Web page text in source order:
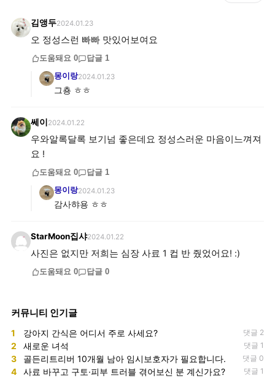
김앵두2024.01.23
오 정성스런 빠빠 맛있어보여요
도움돼요 0 답글 1
몽이랑2024.01.23
그춍 ㅎㅎ
쎄이 2024.01.22
우와알록달록 보기넘 좋은데요 정성스러운 마음이느껴져
요 !
도움돼요 0 답글 1
몽이랑2024.01.23
감사햐용 ㅎㅎ
StarMoon집샤2024.01.22
사진은 없지만 저희는 심장 사료 1 컵 반 줬었어요! :)
도움돼요 0 답글 0
커뮤니티 인기글
1 강아지 간식은 어디서 주로 사세요? 댓글 2
2 새로운 녀석 댓글 1
3 골든리트리버 10개월 남아 임시보호자가 필요합니다. 댓글 0
4 사료 바꾸고 구토·피부 트러블 겪어보신 분 계신가요? 댓글 1